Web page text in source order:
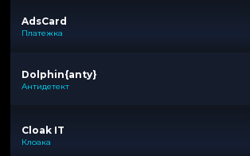
AdsCard
Платежка
Dolphin{anty}
Антидетект
Cloak IT
Клоака